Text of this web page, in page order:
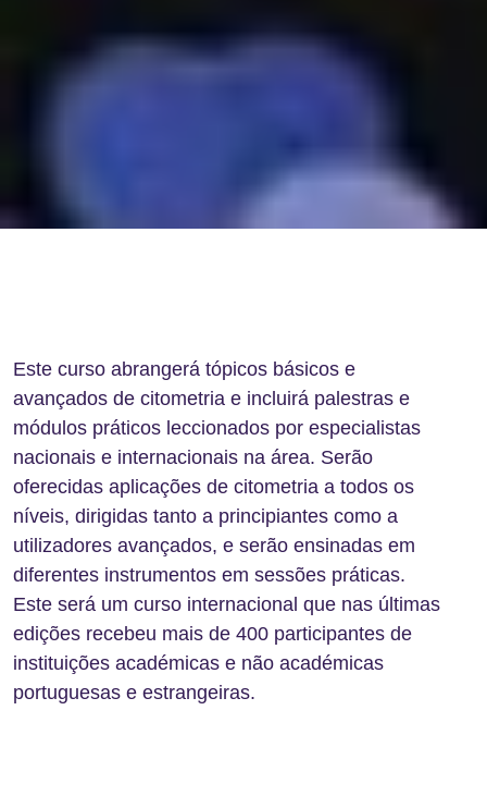
Este curso abrangerá tópicos básicos e
avançados de citometria e incluirá palestras e
módulos práticos leccionados por especialistas
nacionais e internacionais na área. Serão
oferecidas aplicações de citometria a todos os
níveis, dirigidas tanto a principiantes como a
utilizadores avançados, e serão ensinadas em
diferentes instrumentos em sessões práticas.
Este será um curso internacional que nas últimas
edições recebeu mais de 400 participantes de
instituições académicas e não académicas
portuguesas e estrangeiras.